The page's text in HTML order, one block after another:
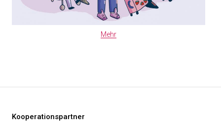
Mehr
Kooperationspartner